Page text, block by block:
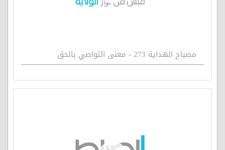
مصباح الهداية 273 - معنى التواصي بالحق